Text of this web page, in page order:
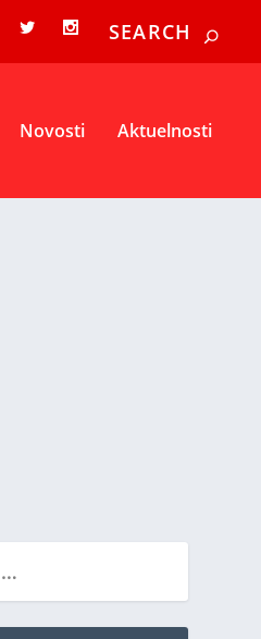
Novosti Aktuelnosti